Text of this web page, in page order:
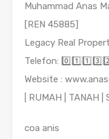
Muhammad Anas
[REN 45885]
Legacy Real
Telefon:
Website :
| RUMAH | TANAH |
coa anis